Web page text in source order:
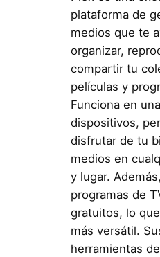
plataforma de
medios que te
organizar,
compartir tu
películas y
Funciona en
dispositivos,
disfrutar de tu
medios en
y lugar.
programas de
gratuitos, lo
más versátil.
herramientas